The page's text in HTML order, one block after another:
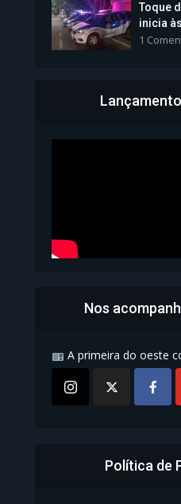
Bahia
Toque
inicia
1
Nos
A primeira do oeste
Política de